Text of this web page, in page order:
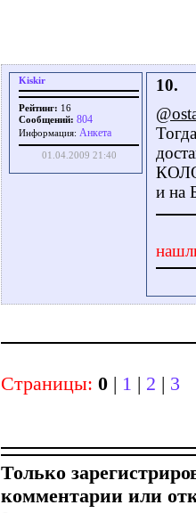
Kiskir
Рейтинг: 16
Сообщений: 804
Информация: Aнкета
01.04.2009 21:40
10.
и на
Страницы: 0 | 1 | 2 | 3
Только
комментарии или